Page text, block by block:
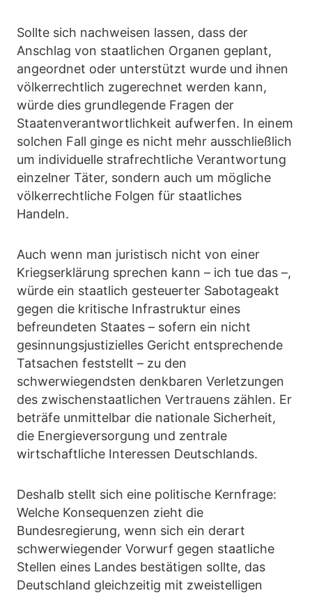
Sollte sich nachweisen lassen, dass der
Anschlag von staatlichen Organen geplant,
angeordnet oder unterstützt wurde und ihnen
völkerrechtlich zugerechnet werden kann,
würde dies grundlegende Fragen der
Staatenverantwortlichkeit aufwerfen. In einem
solchen Fall ginge es nicht mehr ausschließlich
um individuelle strafrechtliche Verantwortung
einzelner Täter, sondern auch um mögliche
völkerrechtliche Folgen für staatliches
Handeln.
Auch wenn man juristisch nicht von einer
Kriegserklärung sprechen kann – ich tue das –,
würde ein staatlich gesteuerter Sabotageakt
gegen die kritische Infrastruktur eines
befreundeten Staates – sofern ein nicht
gesinnungsjustizielles Gericht entsprechende
Tatsachen feststellt – zu den
schwerwiegendsten denkbaren Verletzungen
des zwischenstaatlichen Vertrauens zählen. Er
beträfe unmittelbar die nationale Sicherheit,
die Energieversorgung und zentrale
wirtschaftliche Interessen Deutschlands.
Deshalb stellt sich eine politische Kernfrage:
Welche Konsequenzen zieht die
Bundesregierung, wenn sich ein derart
schwerwiegender Vorwurf gegen staatliche
Stellen eines Landes bestätigen sollte, das
Deutschland gleichzeitig mit zweistelligen